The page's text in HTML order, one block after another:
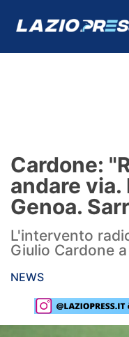
Formello
Infortuni
Primavera
Calciomercato
Lazio Women
Cardone:
andare via.
Genoa.
L'intervento
Giulio Cardone
NEWS